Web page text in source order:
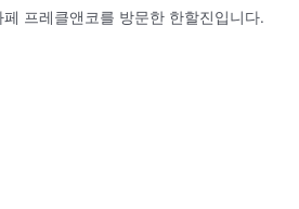
프레클앤코를 방문한 한할진입니다.